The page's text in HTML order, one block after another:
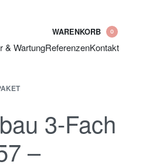
WARENKORB 0
& WartungReferenzenKontakt
3-Fach
–